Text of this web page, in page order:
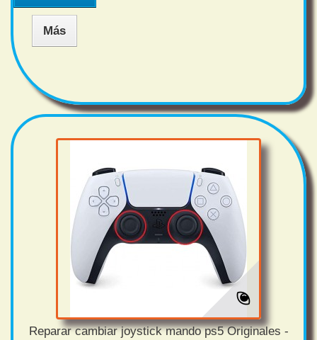
Más
Reparar cambiar joystick mando ps5 Originales -